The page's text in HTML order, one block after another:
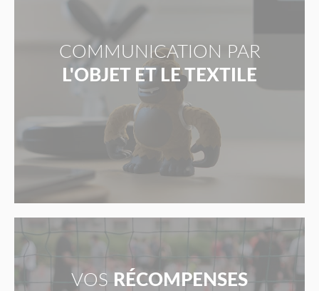
COMMUNICATION PAR
L'OBJET ET LE TEXTILE
VOS RÉCOMPENSES